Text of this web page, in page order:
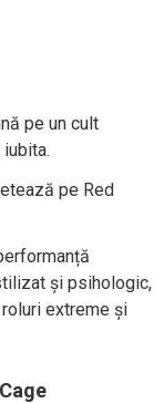
pe un cult
pe Red
și psihologic,
extreme și